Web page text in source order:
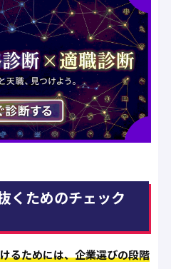
くためのチェック
るためには、企業選びの段階